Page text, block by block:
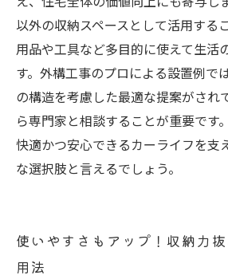
以外の収納スペースとして活用する
用品や工具など多目的に使えて生活
す。外構工事のプロによる設置例で
の構造を考慮した最適な提案がされ
ら専門家と相談することが重要です
快適かつ安心できるカーライフを支
な選択肢と言えるでしょう。
使いやすさもアップ！収納力
用法